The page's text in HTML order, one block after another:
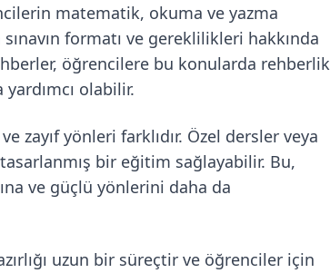
matematik, okuma ve yazma
formatı ve gereklilikleri hakkında
öğrencilere bu konularda rehberlik
olabilir.
zayıf yönleri farklıdır. Özel dersler veya
bir eğitim sağlayabilir. Bu,
ve güçlü yönlerini daha da
uzun bir süreçtir ve öğrenciler için